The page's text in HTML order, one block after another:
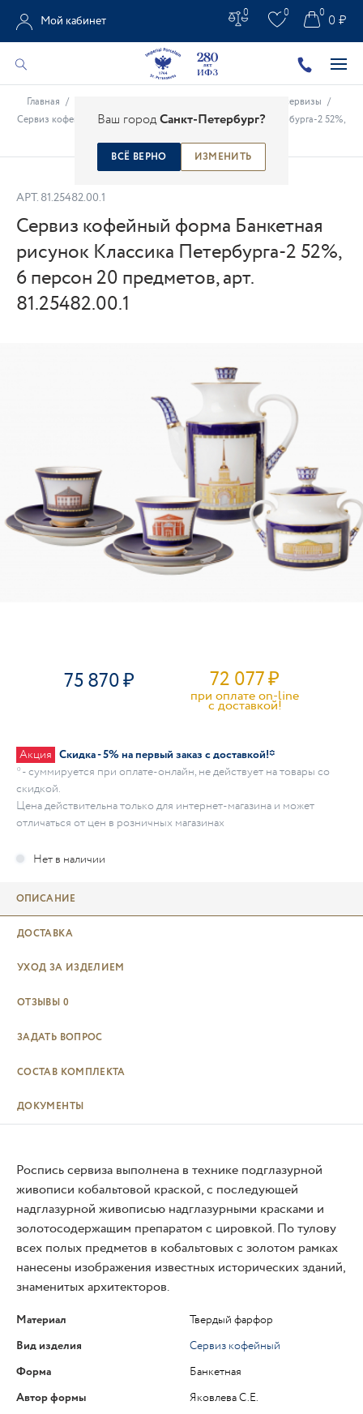
Ваш городСанкт-Петербург?
ВСЁ ВЕРНО ИЗМЕНИТЬ
Мой кабинет
0 0 0 ₽
0
Главная / Фарфоровые кофейные сервизы /
Сервиз кофейный форма Банкетная рисунок Классика Петербурга-2 52%,
АРТ. 81.25482.00.1
Сервиз кофейный форма Банкетная
рисунок Классика Петербурга-2 52%,
6 персон 20 предметов, арт.
81.25482.00.1
75 870 72 077₽
при оплате on-line
c доставкой!
Акция Скидка - 5% на первый заказ с доставкой!*
* - суммируется при оплате-онлайн, не действует на товары со
скидкой.
Цена действительна только для интернет-магазина и может
отличаться от цен в розничных магазинах
ОПИСАНИЕ
ДОСТАВКА
УХОД ЗА ИЗДЕЛИЕМ
ОТЗЫВЫ 0
ЗАДАТЬ ВОПРОС
СОСТАВ КОМПЛЕКТА
ДОКУМЕНТЫ
Роспись сервиза выполнена в технике подглазурной
живописи кобальтовой краской, с последующей
надглазурной живописью надглазурными красками и
золотосодержащим препаратом с цировкой. По тулову
всех полых предметов в кобальтовых с золотом рамках
нанесены изображения известных исторических зданий,
знаменитых архитекторов.
Материал
Твердый фарфор
Вид изделия
Сервиз кофейный
Форма
Банкетная
Автор формы
Яковлева С.Е.